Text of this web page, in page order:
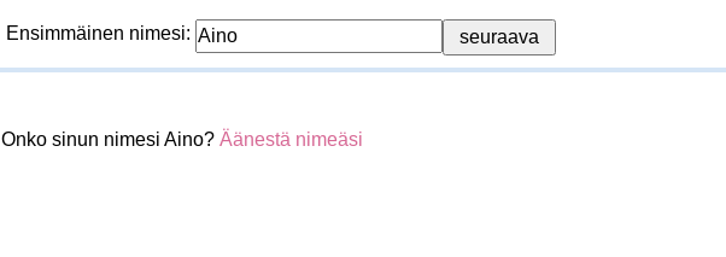
Ensimmäinen nimesi:
Onko sinun nimesi Aino? Äänestä nimeäsi